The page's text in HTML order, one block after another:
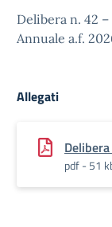
Delibera n. 42
Annuale a.f.
Allegati
pdf - 51